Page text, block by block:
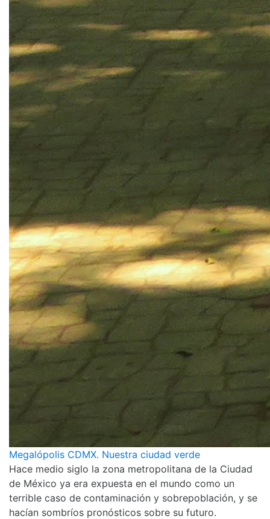
Megalópolis CDMX. Nuestra ciudad verde
Hace medio siglo la zona metropolitana de la Ciudad
de México ya era expuesta en el mundo como un
terrible caso de contaminación y sobrepoblación, y se
hacían sombríos pronósticos sobre su futuro.